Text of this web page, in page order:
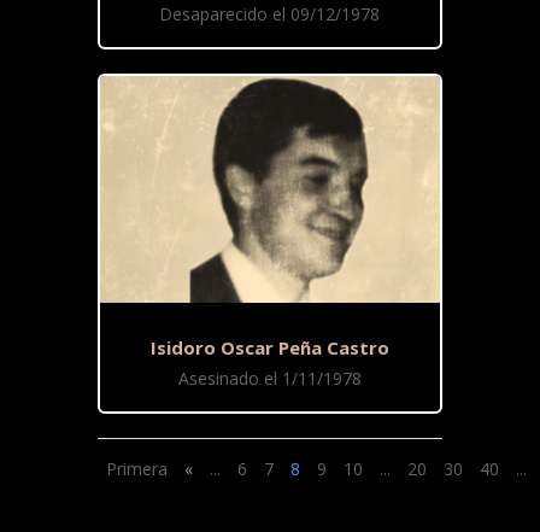
Desaparecido el 09/12/1978
Isidoro Oscar Peña Castro
Asesinado el 1/11/1978
Primera « ... 6 7 8 9 10 ... 20 30 40 ...